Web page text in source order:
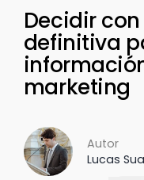
Decidir
definitiva
marketing
Autor
Lucas